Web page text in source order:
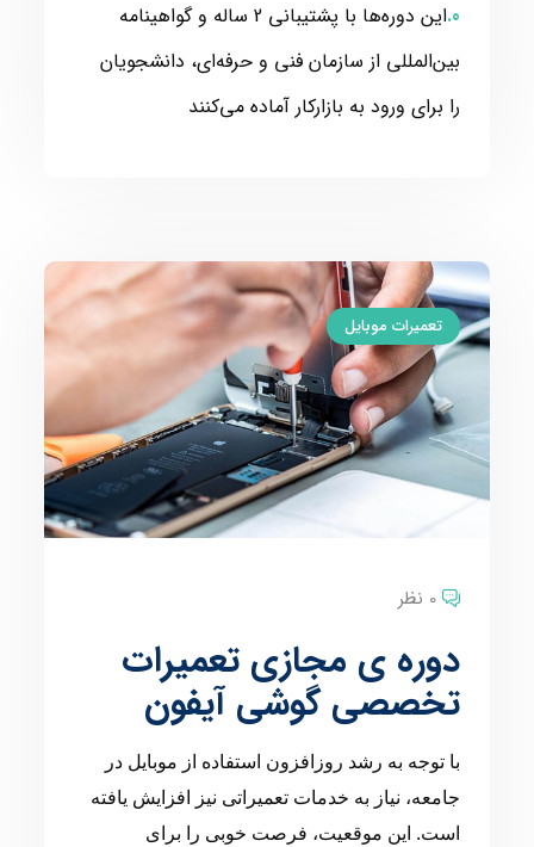
این دوره‌ها با پشتیبانی 2 ساله و گواهینامه
بین‌المللی از سازمان فنی و حرفه‌ای، دانشجویان
را برای ورود به بازارکار آماده می‌کنند
تعمیرات موبایل
0 نظر
دوره ی مجازی تعمیرات
تخصصی گوشی آیفون
با توجه به رشد روزافزون استفاده از موبایل در
جامعه، نیاز به خدمات تعمیراتی نیز افزایش یافته
است. این موقعیت، فرصت خوبی را برای